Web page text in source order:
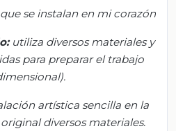
se instalan en mi corazón
utiliza diversos materiales y
para preparar el trabajo
artística sencilla en la
diversos materiales.